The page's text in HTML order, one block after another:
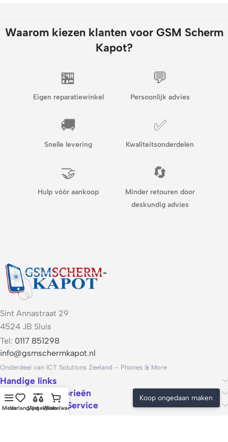
Waarom kiezen klanten voor GSM Scherm
Kapot?
🏪
Eigen reparatiewinkel
💬
Persoonlijk advies
🚚
Snelle levering
✅
Kwaliteitsonderdelen
🤝
Hulp vóór aankoop
🔄
Minder retouren door
deskundig advies
Sint Annastraat 29
4524 JB Sluis
Tel: 0117 851298
info@gsmschermkapot.nl
Onderdeel van ICT Solutions Zeeland – Phones & More
Handige links
Populaire categorieën
Voorwaarden & Service
MenuVerlanglijstVergelijkenWinkelwagen
Koop ongedaan maken